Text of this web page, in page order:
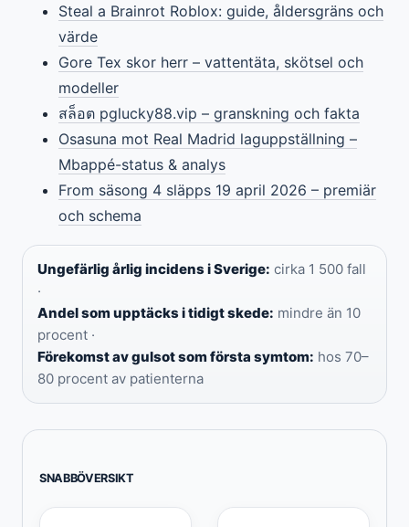
Steal a Brainrot Roblox: guide, åldersgräns och
värde
Gore Tex skor herr – vattentäta, skötsel och
modeller
สล็อต pglucky88.vip – granskning och fakta
Osasuna mot Real Madrid laguppställning –
Mbappé-status & analys
From säsong 4 släpps 19 april 2026 – premiär
och schema
Ungefärlig årlig incidens i Sverige: cirka 1 500 fall
·
Andel som upptäcks i tidigt skede: mindre än 10
procent ·
Förekomst av gulsot som första symtom: hos 70–
80 procent av patienterna
SNABBÖVERSIKT